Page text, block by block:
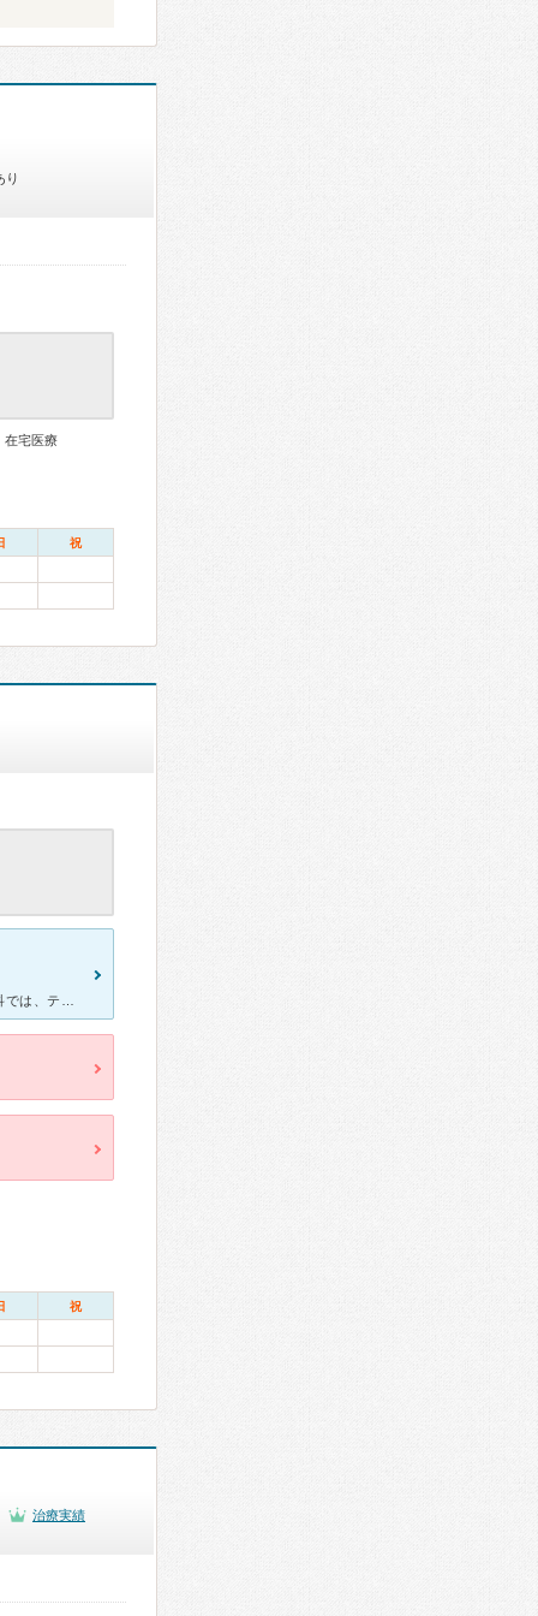
り
在宅医療
祝
祝
治療実績